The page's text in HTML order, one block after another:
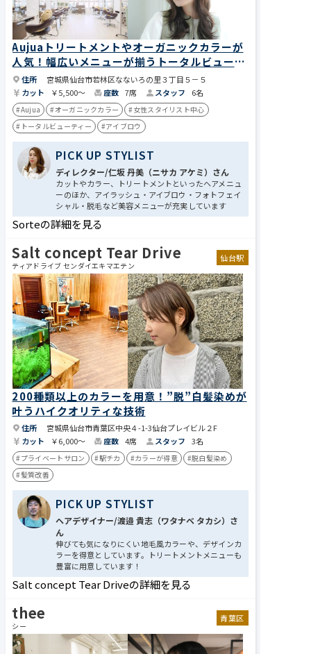
Aujuaトリートメントやオーガニックカラーが
人気！幅広いメニューが揃うトータルビューテ
ィーサロン
住所
宮城県仙台市若林区なないろの里３丁目５－５
カット
￥5,500～ 座数 7席 スタッフ 6名
#Aujua #オーガニックカラー
#女性スタイリスト中心
#トータルビューティー
#アイブロウ
PICK UP STYLIST
ディレクター/仁坂 丹美​（ニサカ アケミ​​​​​​​​）さん
カットやカラー、トリートメントといったヘアメニュ
ーのほか、アイラッシュ・アイブロウ・フォトフェイ
シャル・脱毛など美容メニューが充実しています
Sorteの詳細を見る
Salt concept Tear Drive
ティアドライブ センダイエキマエテン
仙台駅
200種類以上のカラーを用意！”脱”白髪染めが
叶うハイクオリティな技術
住所
宮城県仙台市青葉区中央４-1-3仙台プレイビル２F
カット
￥6,000～ 座数 4席 スタッフ 3名
#プライベートサロン #駅チカ #カラーが得意
#脱白髪染め
#髪質改善
PICK UP STYLIST
ヘアデザイナー/​​渡邉 貴志（ワタナベ タカシ）さ
ん
伸びても気になりにくい地毛風カラーや、デザインカ
ラーを得意としています。トリートメントメニューも
豊富に用意しています！
Salt concept Tear Driveの詳細を見る
thee
シー
青葉区